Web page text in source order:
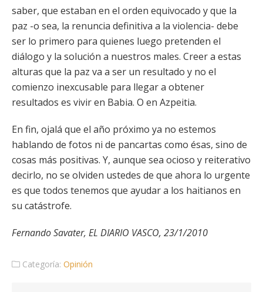
saber, que estaban en el orden equivocado y que la
paz -o sea, la renuncia definitiva a la violencia- debe
ser lo primero para quienes luego pretenden el
diálogo y la solución a nuestros males. Creer a estas
alturas que la paz va a ser un resultado y no el
comienzo inexcusable para llegar a obtener
resultados es vivir en Babia. O en Azpeitia.
En fin, ojalá que el año próximo ya no estemos
hablando de fotos ni de pancartas como ésas, sino de
cosas más positivas. Y, aunque sea ocioso y reiterativo
decirlo, no se olviden ustedes de que ahora lo urgente
es que todos tenemos que ayudar a los haitianos en
su catástrofe.
Fernando Savater, EL DIARIO VASCO, 23/1/2010
Categoría: Opinión